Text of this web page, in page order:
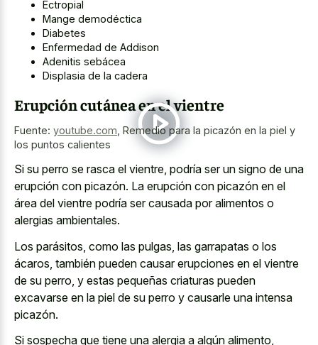
Ectropial
Mange demodéctica
Diabetes
Enfermedad de Addison
Adenitis sebácea
Displasia de la cadera
Erupción cutánea en el vientre
Fuente: youtube.com Remedio para la picazón en la piel y
los puntos calientes
Si su perro se rasca el vientre, podría ser un signo de una
erupción con picazón. La erupción con picazón en el
área del vientre podría ser causada por alimentos o
alergias ambientales.
Los parásitos, como las pulgas, las garrapatas o los
ácaros, también pueden causar erupciones en el vientre
de su perro, y estas pequeñas criaturas pueden
excavarse en la piel de su perro y causarle una intensa
picazón.
Si sospecha que tiene una alergia a algún alimento,